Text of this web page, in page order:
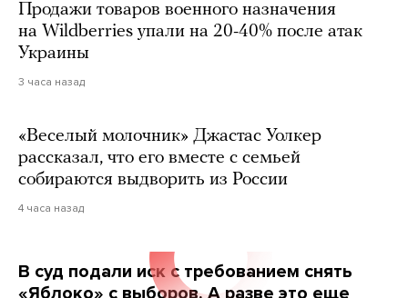
Продажи товаров военного назначения
на Wildberries упали на 20-40% после атак
Украины
3 часа назад
«Веселый молочник» Джастас Уолкер
рассказал, что его вместе с семьей
собираются выдворить из России
4 часа назад
В суд подали иск с требованием снять